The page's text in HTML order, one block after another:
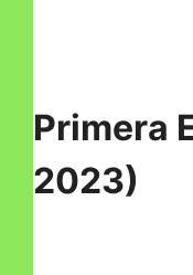
Primera
2023)